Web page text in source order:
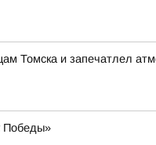
Томска и запечатлел
Победы»